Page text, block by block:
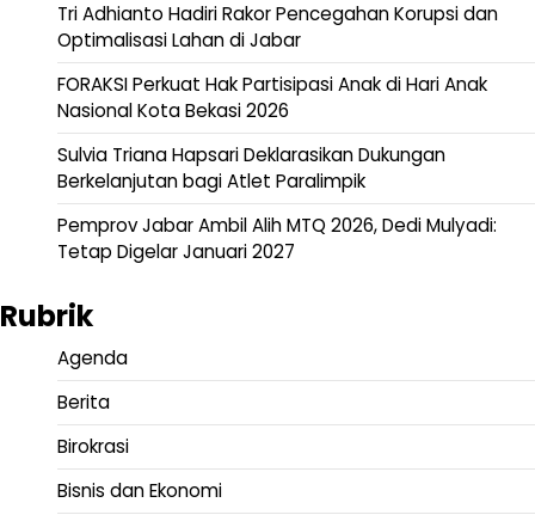
Tri Adhianto Hadiri Rakor Pencegahan Korupsi dan
Optimalisasi Lahan di Jabar
FORAKSI Perkuat Hak Partisipasi Anak di Hari Anak
Nasional Kota Bekasi 2026
Sulvia Triana Hapsari Deklarasikan Dukungan
Berkelanjutan bagi Atlet Paralimpik
Pemprov Jabar Ambil Alih MTQ 2026, Dedi Mulyadi:
Tetap Digelar Januari 2027
Rubrik
Agenda
Berita
Birokrasi
Bisnis dan Ekonomi